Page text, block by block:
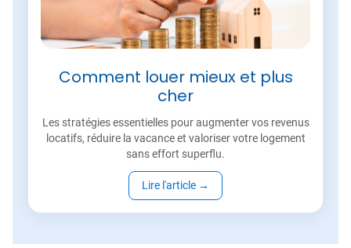
Comment louer mieux et plus
cher
Les stratégies essentielles pour augmenter vos revenus
locatifs, réduire la vacance et valoriser votre logement
sans effort superflu.
Lire l'article →